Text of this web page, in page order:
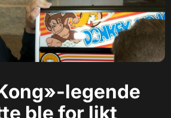
legende
ble for likt